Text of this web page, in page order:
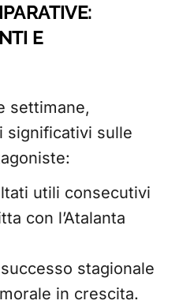
E
settimane,
significativi sulle
utili consecutivi
con l’Atalanta
stagionale
in crescita.